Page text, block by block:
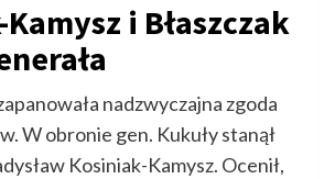
i Błaszczak
nadzwyczajna zgoda
W obronie gen. Kukuły stanął
Kosiniak-Kamysz. Ocenił,